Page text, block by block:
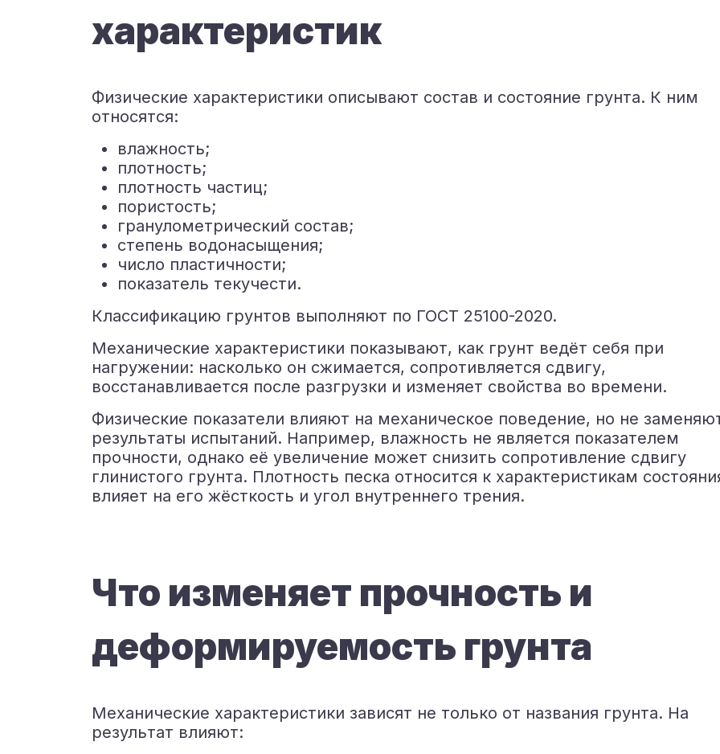
характеристик
Физические характеристики описывают состав и состояние грунта. К ним
относятся:
влажность;
плотность;
плотность частиц;
пористость;
гранулометрический состав;
степень водонасыщения;
число пластичности;
показатель текучести.
Классификацию грунтов выполняют по ГОСТ 25100-2020.
Механические характеристики показывают, как грунт ведёт себя при
нагружении: насколько он сжимается, сопротивляется сдвигу,
восстанавливается после разгрузки и изменяет свойства во времени.
Физические показатели влияют на механическое поведение, но не
результаты испытаний. Например, влажность не является показателем
прочности, однако её увеличение может снизить сопротивление сдвигу
глинистого грунта. Плотность песка относится к характеристикам
влияет на его жёсткость и угол внутреннего трения.
Что изменяет прочность и
деформируемость грунта
Механические характеристики зависят не только от названия грунта. На
результат влияют: